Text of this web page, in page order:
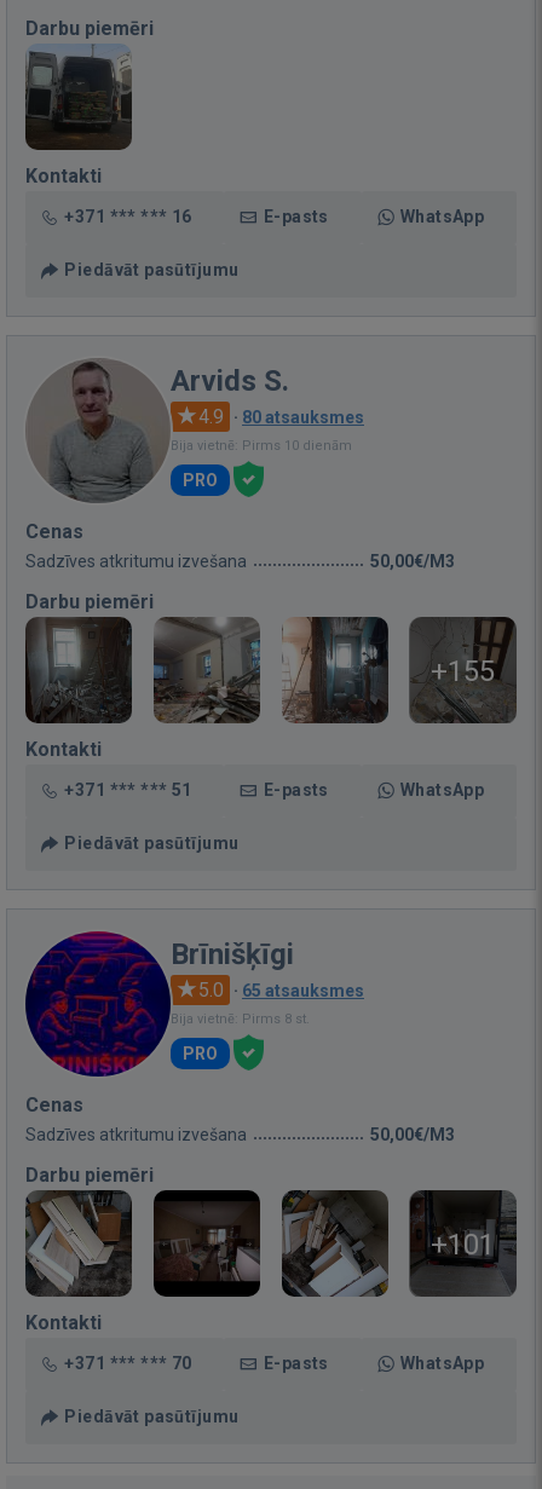
Darbu piemēri
Kontakti
+371 *** *** 16 E-pasts WhatsApp
Piedāvāt pasūtījumu
Arvids S.
4.9 · 80 atsauksmes
Bija vietnē: Pirms 10 dienām
PRO
Cenas
Sadzīves atkritumu izvešana 50,00€/M3
Darbu piemēri
+155
Kontakti
+371 *** *** 51 E-pasts WhatsApp
Piedāvāt pasūtījumu
Brīnišķīgi
5.0 · 65 atsauksmes
Bija vietnē: Pirms 8 st.
PRO
Cenas
Sadzīves atkritumu izvešana 50,00€/M3
Darbu piemēri
+101
Kontakti
+371 *** *** 70 E-pasts WhatsApp
Piedāvāt pasūtījumu